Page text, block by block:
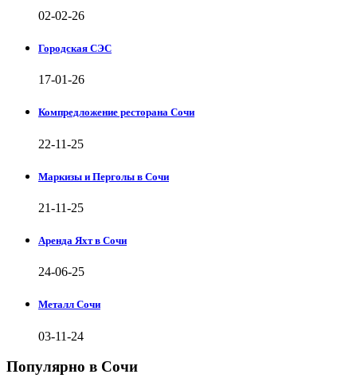
02-02-26
Городская СЭС
17-01-26
Компредложение ресторана Сочи
22-11-25
Маркизы и Перголы в Сочи
21-11-25
Аренда Яхт в Сочи
24-06-25
Металл Сочи
03-11-24
Популярно в Сочи